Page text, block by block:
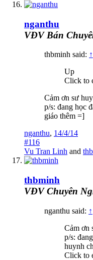
nganthu
VĐV Bán
thbminh said: ↑
Up
Click to
Cảm ơn sư
p/s: đang học
giáo thêm =]
nganthu, 14/4/14
#116
Vu Tran Linh and
thbminh
VĐV Chuyên
nganthu said: ↑
Cảm ơn
p/s:
huynh
Click to